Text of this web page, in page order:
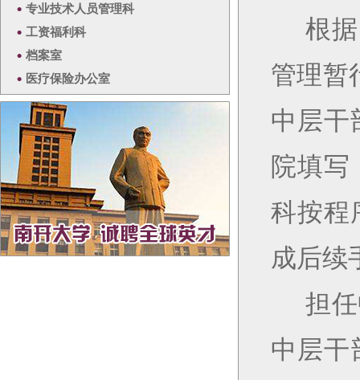
• 专业技术人员管理科
• 工资福利科
• 档案室
• 医疗保险办公室
根
管理暂
中层干
院填
科按程
成后续
担
中层干